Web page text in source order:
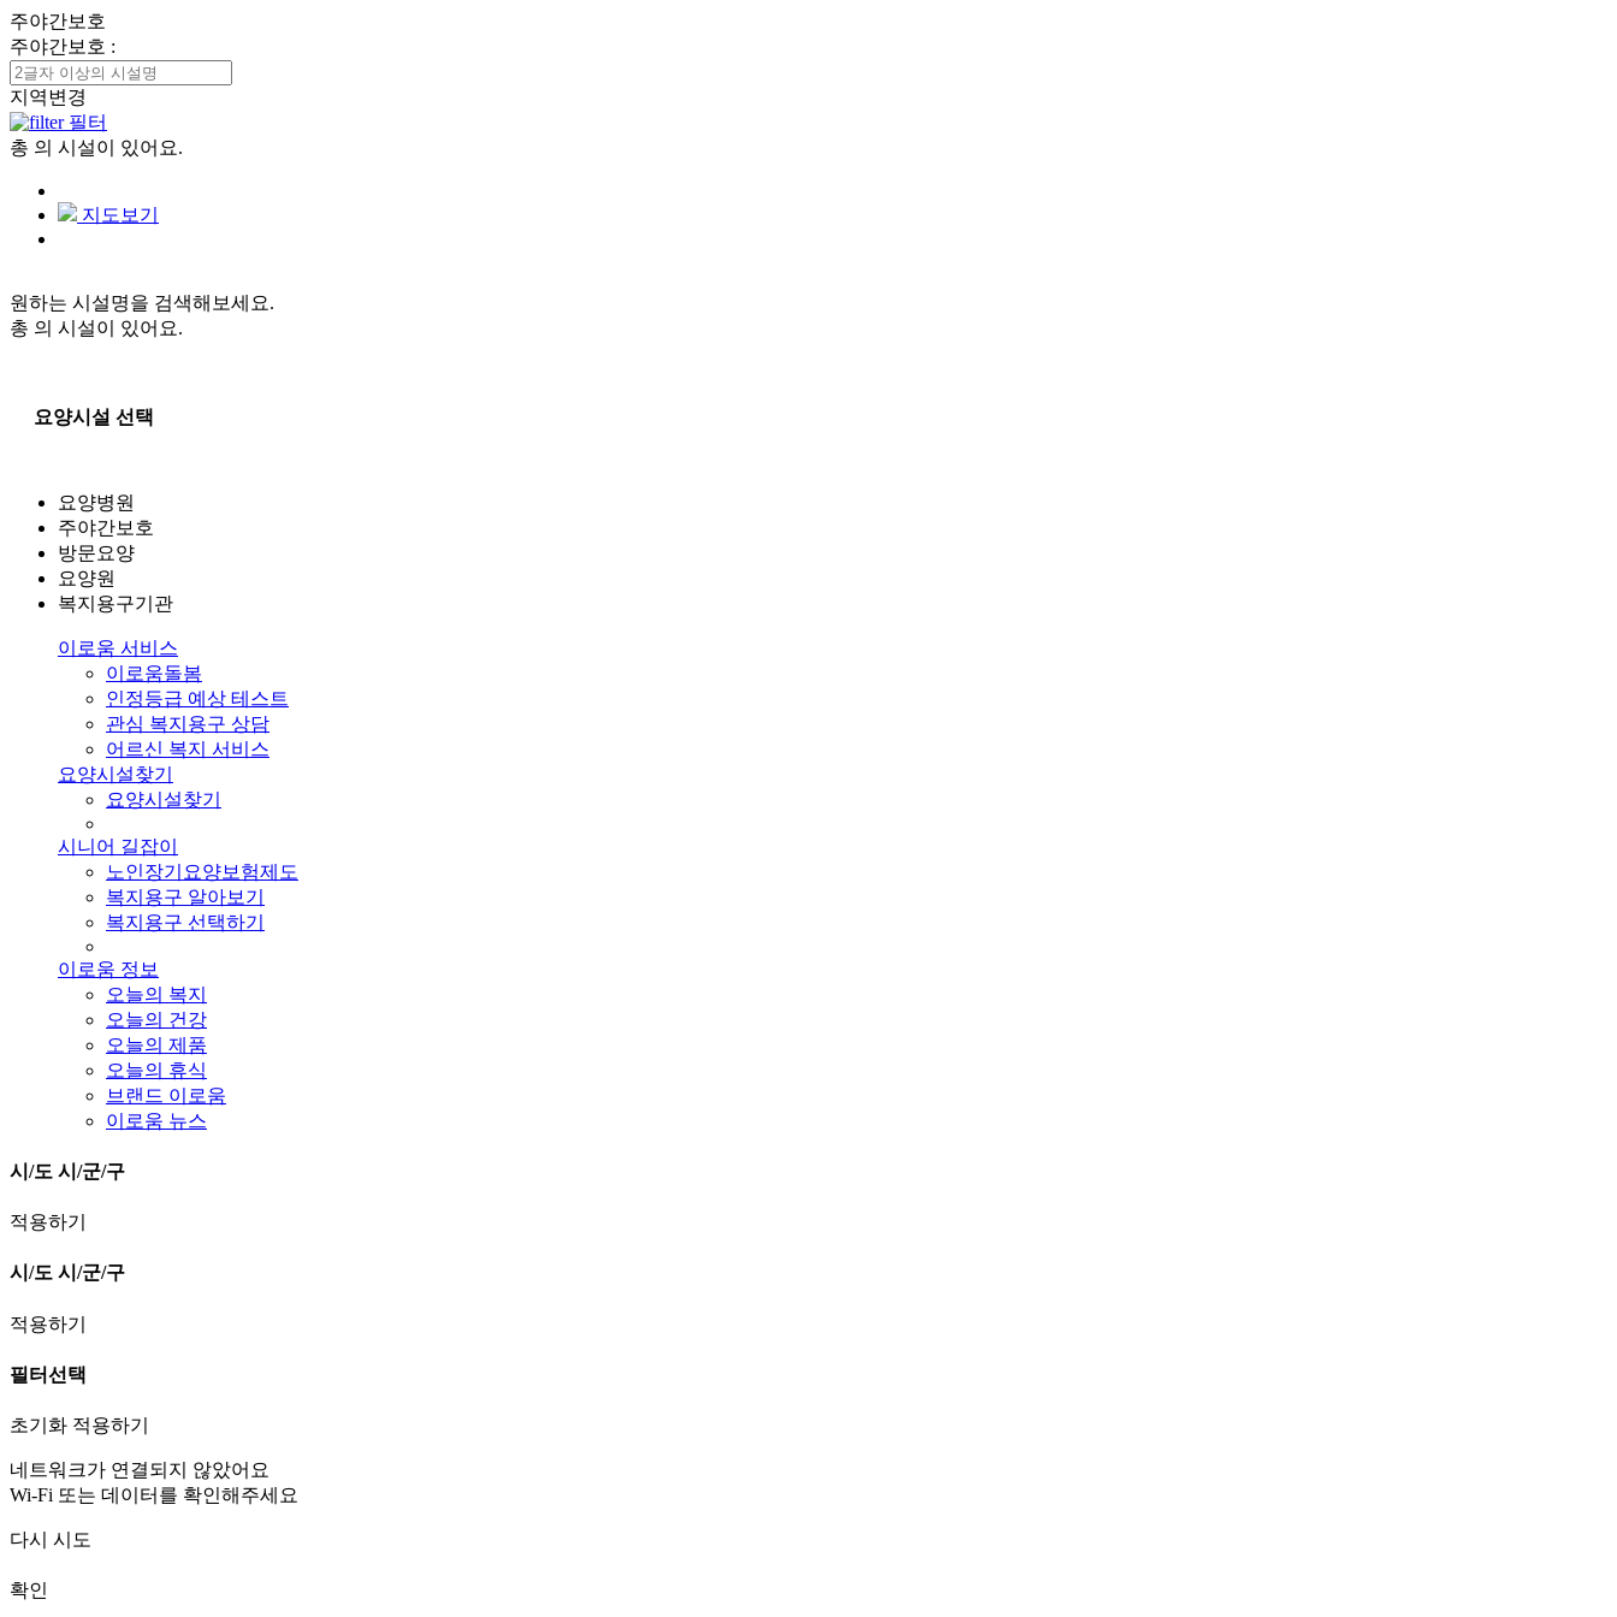
주야간보호
주야간보호 :
지역변경
필터
총 의 시설이 있어요.
지도보기
원하는 시설명을 검색해보세요.
총 의 시설이 있어요.
요양시설 선택
요양병원
주야간보호
방문요양
요양원
복지용구기관
이로움 서비스
이로움돌봄
인정등급 예상 테스트
관심 복지용구 상담
어르신 복지 서비스
요양시설찾기
요양시설찾기
시니어 길잡이
노인장기요양보험제도
복지용구 알아보기
복지용구 선택하기
이로움 정보
오늘의 복지
오늘의 건강
오늘의 제품
오늘의 휴식
브랜드 이로움
이로움 뉴스
시/도 시/군/구
적용하기
시/도 시/군/구
적용하기
필터선택
초기화 적용하기
네트워크가 연결되지 않았어요
Wi-Fi 또는 데이터를 확인해주세요
다시 시도
확인